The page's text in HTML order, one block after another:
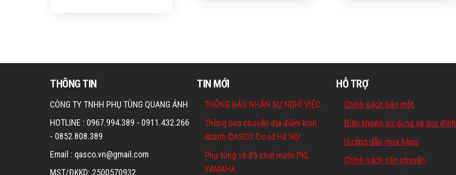
THÔNG TIN
CÔNG TY TNHH PHỤ TÙNG QUANG ÁNH
HOTLINE : 0967.994.389 - 0911.432.266
- 0852.808.389
Email : qasco.vn@gmail.com
MST/ĐKKD: 2500570932
TIN MỚI
THÔNG BÁO NHÂN SỰ NGHỈ VIỆC
Thông báo chuyển địa điểm kinh
doanh QASCO Cơ sở Hà Nội
Phụ tùng và đồ chơi moto PKL
YAMAHA
HỖ TRỢ
Chính sách bảo mật
Điều khoản sử dụng và quy định
Hướng dẫn mua hàng
Chính sách vận chuyển